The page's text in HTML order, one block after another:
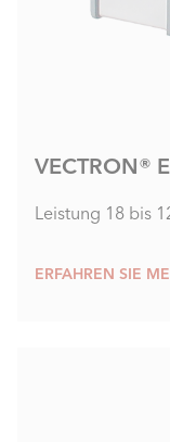
VECTRON®
Leistung 18 bis
ERFAHREN SIE